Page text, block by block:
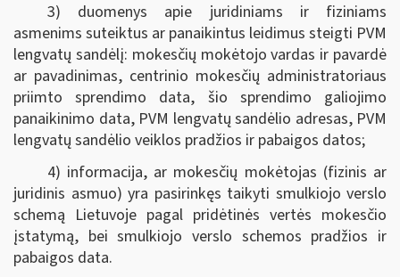
3) duomenys apie juridiniams ir fiziniams
asmenims suteiktus ar panaikintus leidimus steigti PVM
lengvatų sandėlį: mokesčių mokėtojo vardas ir pavardė
ar pavadinimas, centrinio mokesčių administratoriaus
priimto sprendimo data, šio sprendimo galiojimo
panaikinimo data, PVM lengvatų sandėlio adresas, PVM
lengvatų sandėlio veiklos pradžios ir pabaigos datos;
4) informacija, ar mokesčių mokėtojas (fizinis ar
juridinis asmuo) yra pasirinkęs taikyti smulkiojo verslo
schemą Lietuvoje pagal pridėtinės vertės mokesčio
įstatymą, bei smulkiojo verslo schemos pradžios ir
pabaigos data.